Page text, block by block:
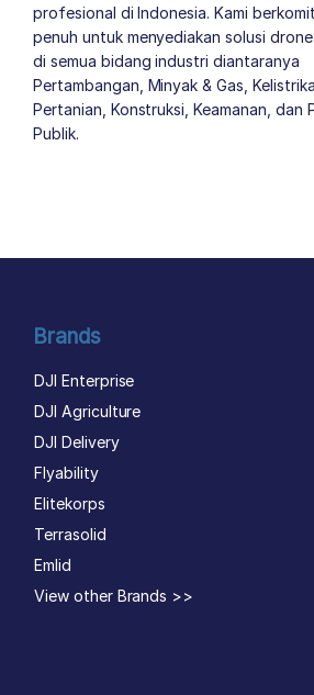
profesional di Indonesia. Kami
penuh untuk menyediakan solusi
di semua bidang industri diantaranya
Pertambangan, Minyak & Gas,
Pertanian, Konstruksi, Keamanan, dan
Publik.
Brands
DJI Enterprise
DJI Agriculture
DJI Delivery
Flyability
Elitekorps
Terrasolid
Emlid
View other Brands >>